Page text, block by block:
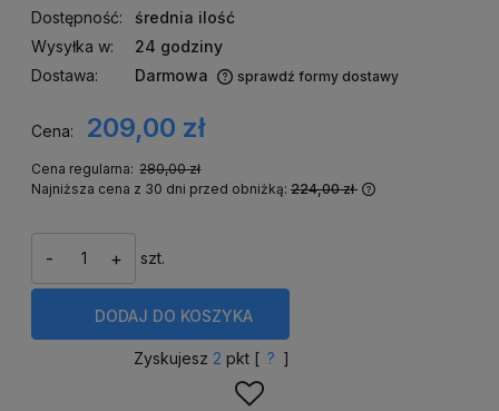
Dostępność:
średnia ilość
Wysyłka w:
24 godziny
Dostawa:
Darmowa sprawdź formy dostawy
Cena: 209,00 zł
Cena regularna: 280,00 zł
Najniższa cena z 30 dni przed obniżką: 224,00 zł
+
- szt.
DODAJ DO KOSZYKA
Zyskujesz 2 pkt [ ? ]